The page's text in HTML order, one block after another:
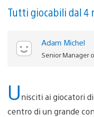
Tutti giocabili dal 4
Adam Michel
Senior Manager
Unisciti ai giocatori
centro di un grande